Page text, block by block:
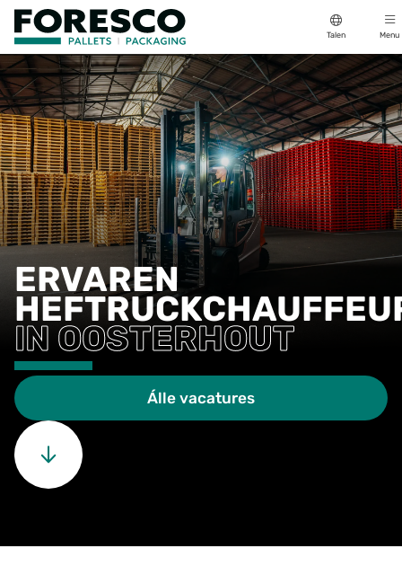
Talen Menu
ERVAREN
IN OOSTERHOUT
Álle vacatures